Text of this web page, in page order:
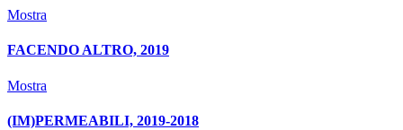
Mostra
FACENDO ALTRO, 2019
Mostra
(IM)PERMEABILI, 2019-2018